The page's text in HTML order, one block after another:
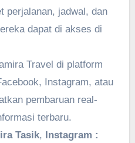
perjalanan, jadwal, dan
dapat di akses di
Travel di platform
Instagram, atau
pembaruan real-
terbaru.
Tasik, Instagram :